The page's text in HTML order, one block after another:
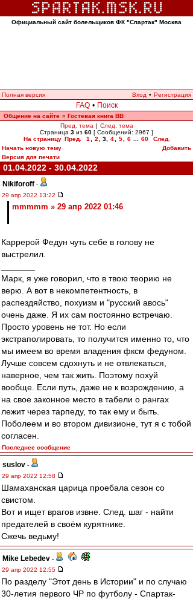
Официальный сайт болельщиков ФК "Спартак" Москва
Полная версия Вход • Регистрация
FAQ • Поиск
Общение на сайте » Гостевая книга ВВ
Пред. тема | След. тема
Страница 3 из 60 [ Сообщений: 2967 ]
На страницу Пред. 1 2 3, 4 5 6 60
След.
Начать новую тему
Добавить
Версия для печати
01.04.2022 - 30.04.2022
Nikiforoff -
29 апр 2022 13:22
mmmmm » 29 апр 2022 01:46
Каррерой Федун чуть себе в голову не
выстрелил.
Марк, я уже говорил, что в твою теорию не
верю. А вот в некомпетентность, в
распездяйство, похуизм и "русский авось"
очень даже. Я их сам постоянно встречаю.
Просто уровень не тот. Но если
экстраполировать, то получится именно то, что
мы имеем во время владения фксм федуном.
Лучше совсем сдохнуть и не отвлекаться,
наверное, чем так жить. Поэтому похуй
вообще. Если путь, даже не к возрождению, а
на свое законное место в табели о рангах
лежит через тарпеду, то так ему и быть.
Поболеем и во втором дивизионе, тут я с тобой
согласен.
Последнее сообщение
suslov -
29 апр 2022 12:58
Шамаханская царица проебала сезон со
свистом.
Вот и ищет врагов извне. След. шаг - найти
предателей в своём курятнике.
Сжечь ведьму!
Mike Lebedev -
29 апр 2022 12:55
По разделу "Этот день в Истории" и по случаю
30-летия первого ЧР по футболу - Спартак-